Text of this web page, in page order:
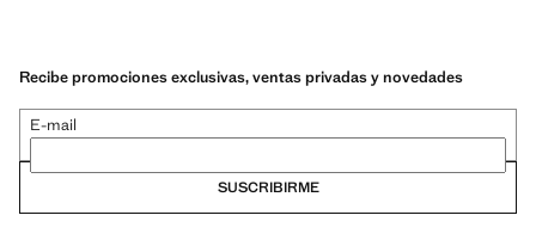
Recibe promociones exclusivas, ventas privadas y novedades
E-mail
SUSCRIBIRME